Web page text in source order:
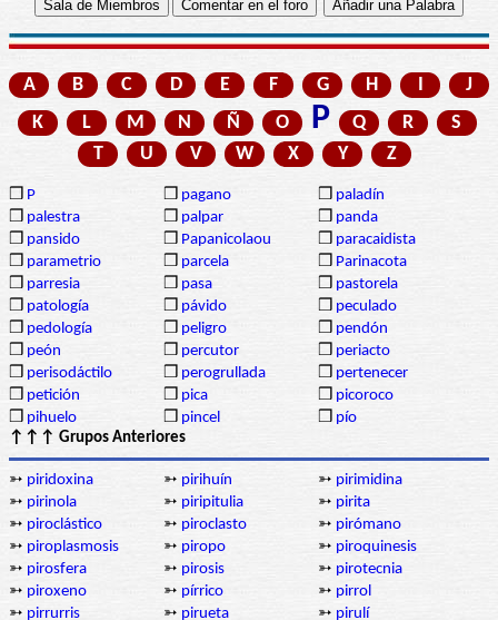
A B C D E F G H I
J
K
L M N Ñ O P Q R
S
T
U V W X Y Z
❒ P ❒ pagano ❒ paladín
❒ palestra ❒ palpar ❒ panda
❒ pansido ❒ Papanicolaou ❒ paracaidista
❒ parametrio ❒ parcela ❒ Parinacota
❒ parresia ❒ pasa ❒ pastorela
❒ patología ❒ pávido ❒ peculado
❒ pedología ❒ peligro ❒ pendón
❒ peón ❒ percutor ❒ periacto
❒ perisodáctilo ❒ perogrullada ❒ pertenecer
❒ petición ❒ pica ❒ picoroco
❒ pihuelo ❒ pincel ❒ pío
↑↑↑ Grupos Anteriores
➳ piridoxina ➳ pirihuín ➳ pirimidina
➳ pirinola ➳ piripitulia ➳ pirita
➳ piroclástico ➳ piroclasto ➳ pirómano
➳ piroplasmosis ➳ piropo ➳ piroquinesis
➳ pirosfera ➳ pirosis ➳ pirotecnia
➳ piroxeno ➳ pírrico ➳ pirrol
➳ pirrurris ➳ pirueta ➳ pirulí